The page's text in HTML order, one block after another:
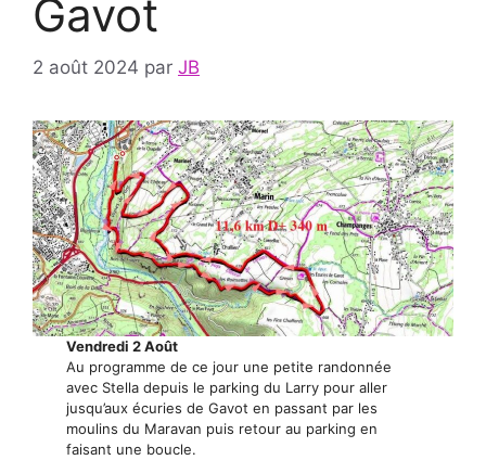
Gavot
2 août 2024 par JB
Vendredi 2 Août
Au programme de ce jour une petite randonnée
avec Stella depuis le parking du Larry pour aller
jusqu’aux écuries de Gavot en passant par les
moulins du Maravan puis retour au parking en
faisant une boucle.